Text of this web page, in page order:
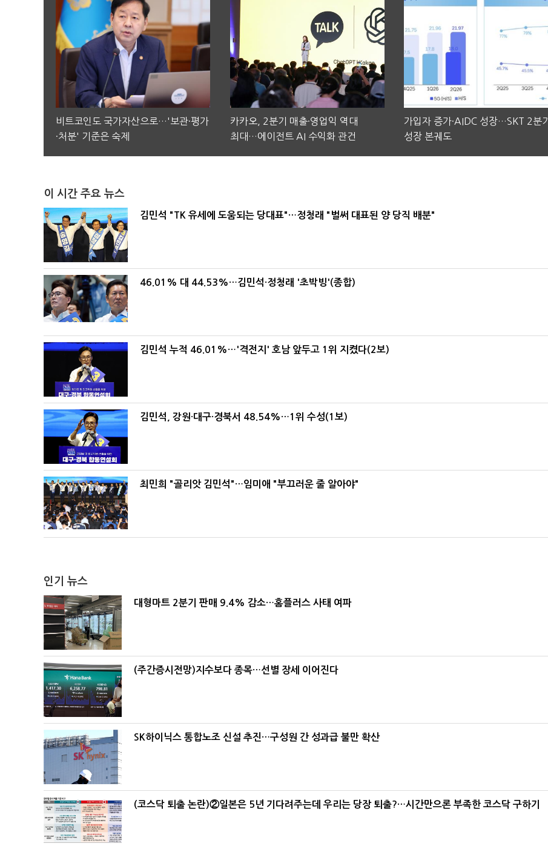
비트코인도 국가자산으로…'보관·평가
·처분' 기준은 숙제
카카오, 2분기 매출·영업익 역대
최대…에이전트 AI 수익화 관건
가입자 증가·AIDC 성장…SKT 2분기
성장 본궤도
이 시간 주요 뉴스
김민석 "TK 유세에 도움되는 당대표"…정청래 "벌써 대표된 양 당직 배분"
46.01% 대 44.53%…김민석·정청래 '초박빙'(종합)
김민석 누적 46.01%…'격전지' 호남 앞두고 1위 지켰다(2보)
김민석, 강원·대구·경북서 48.54%…1위 수성(1보)
최민희 "골리앗 김민석"…임미애 "부끄러운 줄 알아야"
인기 뉴스
대형마트 2분기 판매 9.4% 감소…홈플러스 사태 여파
(주간증시전망)지수보다 종목…선별 장세 이어진다
SK하이닉스 통합노조 신설 추진…구성원 간 성과급 불만 확산
(코스닥 퇴출 논란)②일본은 5년 기다려주는데 우리는 당장 퇴출?…시간만으론 부족한 코스닥 구하기